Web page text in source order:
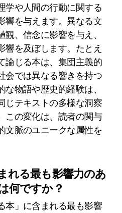
学や人間の行動に関する
響を与えます。異なる文
、信念に影響を与え、
響を及ぼします。たとえ
論じる本は、集団主義的
会では異なる響きを持つ
物語や歴史的経験は、
じテキストの多様な洞察
この変化は、読者の関与
文脈のユニークな属性を
れる最も影響力のあ
何ですか？
本」に含まれる最も影響